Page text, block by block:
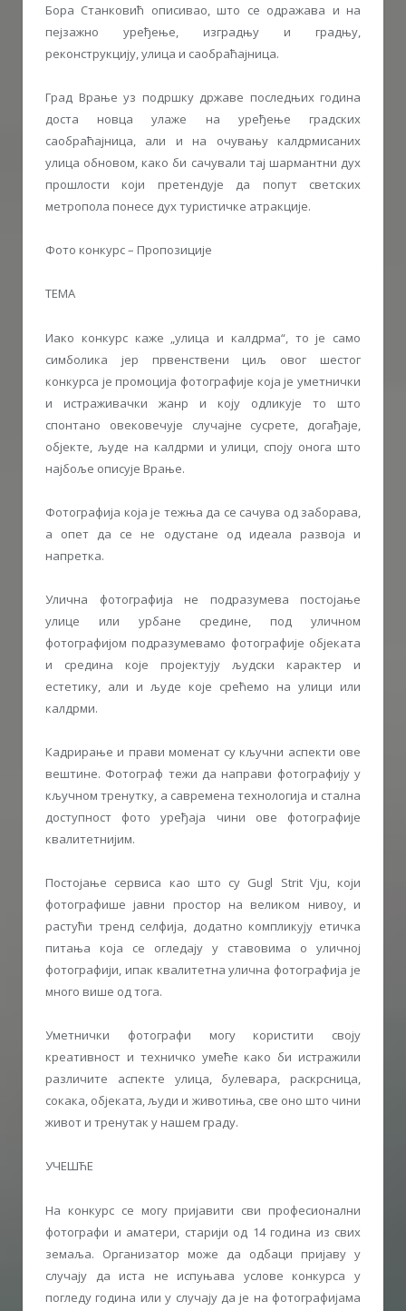
Бора Станковић описивао, што се одражава и на
пејзажно уређење, изградњу и градњу,
реконструкцију, улица и саобраћајница.
Град Врање уз подршку државе последњих година
доста новца улаже на уређење градских
саобраћајница, али и на очувању калдрмисаних
улица обновом, како би сачували тај шармантни дух
прошлости који претендује да попут светских
метропола понесе дух туристичке атракције.
Фото конкурс – Пропозиције
ТЕМА
Иако конкурс каже „улица и калдрма“, то је само
симболика јер првенствени циљ овог шестог
конкурса је промоција фотографије која је уметнички
и истраживачки жанр и коју одликује то што
спонтано овековечује случајне сусрете, догађаје,
објекте, људе на калдрми и улици, споју онога што
најбоље описује Врање.
Фотографија која је тежња да се сачува од заборава,
а опет да се не одустане од идеала развоја и
напретка.
Улична фотографија не подразумева постојање
улице или урбане средине, под уличном
фотографијом подразумевамо фотографије објеката
и средина које пројектују људски карактер и
естетику, али и људе које срећемо на улици или
калдрми.
Кадрирање и прави моменат су кључни аспекти ове
вештине. Фотограф тежи да направи фотографију у
кључном тренутку, а савремена технологија и стална
доступност фото уређаја чини ове фотографије
квалитетнијим.
Постојање сервиса као што су Gugl Strit Vju, који
фотографише јавни простор на великом нивоу, и
растући тренд селфија, додатно компликују етичка
питања која се огледају у ставовима о уличној
фотографији, ипак квалитетна улична фотографија је
много више од тога.
Уметнички фотографи могу користити своју
креативност и техничко умеће како би истражили
различите аспекте улица, булевара, раскрсница,
сокака, објеката, људи и животиња, све оно што чини
живот и тренутак у нашем граду.
УЧЕШЋЕ
На конкурс се могу пријавити сви професионални
фотографи и аматери, старији од 14 година из свих
земаља. Организатор може да одбаци пријаву у
случају да иста не испуњава услове конкурса у
погледу година или у случају да је на фотографијама